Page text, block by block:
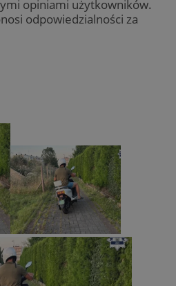
opiniami użytkowników.
odpowiedzialności za